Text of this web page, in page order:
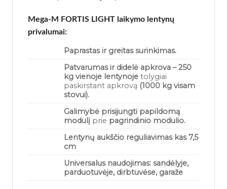
Mega-M FORTIS LIGHT laikymo lentynų
privalumai:
Paprastas ir greitas surinkimas.
Patvarumas ir didelė apkrova – 250
kg vienoje lentynoje tolygiai
paskirstant apkrovą (1000 kg visam
stovui).
Galimybė prisijungti papildomą
modulį prie pagrindinio modulio.
Lentynų aukščio reguliavimas kas 7,5
cm
Universalus naudojimas: sandėlyje,
parduotuvėje, dirbtuvėse, garaže